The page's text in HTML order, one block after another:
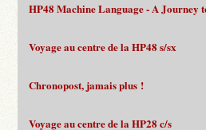
HP48 Machine Language - A Journey
Voyage au centre de la HP48 s/sx
Chronopost, jamais plus !
Voyage au centre de la HP28 c/s